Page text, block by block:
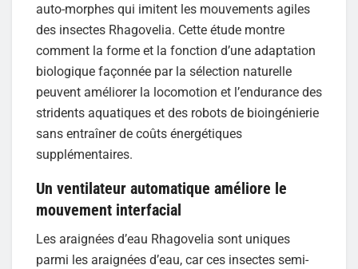
auto-morphes qui imitent les mouvements agiles
des insectes Rhagovelia. Cette étude montre
comment la forme et la fonction d’une adaptation
biologique façonnée par la sélection naturelle
peuvent améliorer la locomotion et l’endurance des
stridents aquatiques et des robots de bioingénierie
sans entraîner de coûts énergétiques
supplémentaires.
Un ventilateur automatique améliore le
mouvement interfacial
Les araignées d’eau Rhagovelia sont uniques
parmi les araignées d’eau, car ces insectes semi-